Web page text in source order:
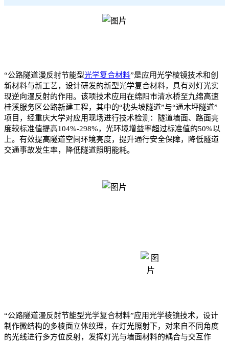
“公路隧道漫反射节能型光学复合材料”是应用光学棱镜技术和创
新材料与新工艺，设计研发的新型光学复合材料，具有对灯光实
现逆向漫反射的作用。该项技术应用在绵阳市清水桥至九绵高速
桂溪服务区公路新建工程，其中的“枕头坡隧道”与“通木坪隧道”
项目，经重庆大学对应用现场进行技术检测：隧道墙面、路面亮
度较标准值提高104%-298%，光环境增益率超过标准值的50%以
上。有效提高隧道空间环境亮度，提升通行安全保障，降低隧道
交通事故发生率，降低隧道照明能耗。
“公路隧道漫反射节能型光学复合材料”应用光学棱镜技术，设计
制作微结构的多棱面立体纹理，在灯光照射下，对来自不同角度
的光线进行多方位反射，发挥灯光与墙面材料的耦合与交互作